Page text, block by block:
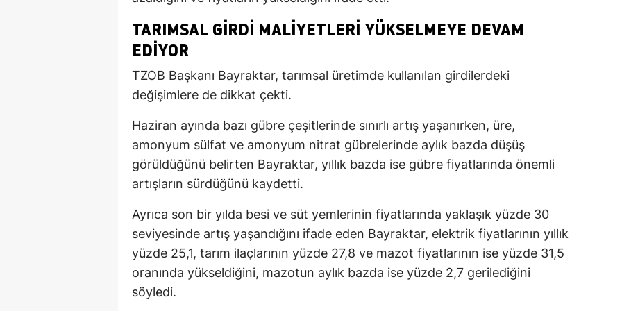
TARIMSAL GIRDI MALIYETLERI YÜKSELMEYE DEVAM
EDIYOR
TZOB Başkanı Bayraktar, tarımsal üretimde kullanılan girdilerdeki
değişimlere de dikkat çekti.
Haziran ayında bazı gübre çeşitlerinde sınırlı artış yaşanırken, üre,
amonyum sülfat ve amonyum nitrat gübrelerinde aylık bazda düşüş
görüldüğünü belirten Bayraktar, yıllık bazda ise gübre fiyatlarında önemli
artışların sürdüğünü kaydetti.
Ayrıca son bir yılda besi ve süt yemlerinin fiyatlarında yaklaşık yüzde 30
seviyesinde artış yaşandığını ifade eden Bayraktar, elektrik fiyatlarının yıllık
yüzde 25,1, tarım ilaçlarının yüzde 27,8 ve mazot fiyatlarının ise yüzde 31,5
oranında yükseldiğini, mazotun aylık bazda ise yüzde 2,7 gerilediğini
söyledi.